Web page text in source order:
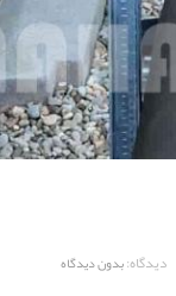
دیدگاه:بدون دیدگاه